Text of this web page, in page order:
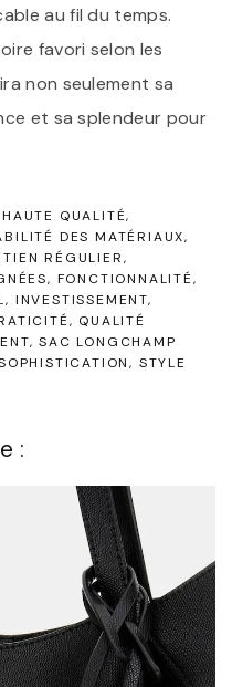
au fil du temps.
favori selon les
non seulement sa
et sa splendeur pour
QUALITÉ
DES MATÉRIAUX
RÉGULIER
FONCTIONNALITÉ
INVESTISSEMENT
QUALITÉ
SAC LONGCHAMP
STYLE
: